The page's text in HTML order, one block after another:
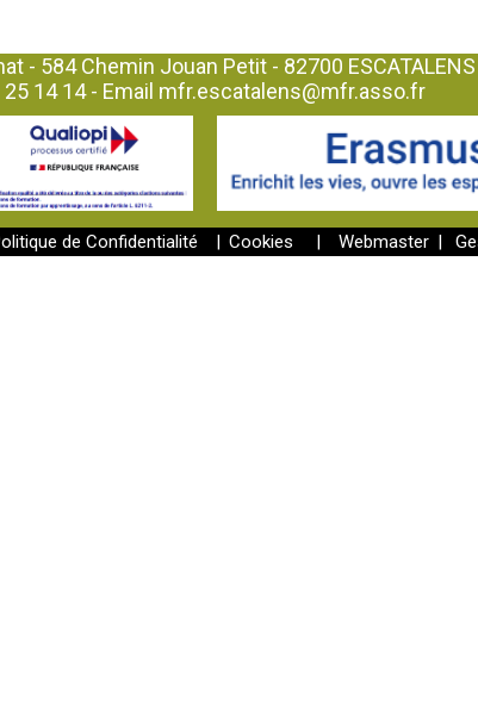
- 584 Chemin Jouan Petit - 82700 ESCATALENS
25 14 14- Email mfr.escatalens@mfr.asso.fr
de Confidentialité | Cookies | Webmaster |